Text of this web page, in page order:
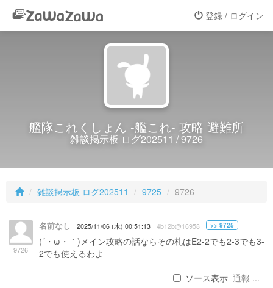
登録 / ログイン
艦隊これくしょん -艦これ- 攻略 避難所
雑談掲示板 ログ202511 / 9726
雑談掲示板 ログ202511 9725 9726
9726
名前なし 2025/11/06 (木) 00:51:13 4b12b@16958 >> 9725
(´・ω・｀)メイン攻略の話ならその札はE2-2でも2-3でも3-
2でも使えるわよ
ソース表示 通報 ...